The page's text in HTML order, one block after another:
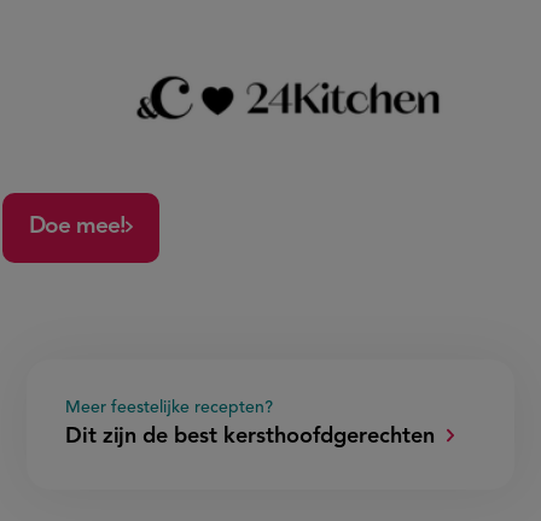
Doe mee!
Meer feestelijke recepten?
Dit zijn de best kersthoofdgerechten